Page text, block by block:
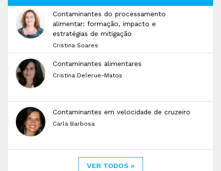
Contaminantes do processamento
alimentar: formação, impacto e
estratégias de mitigação
Cristina Soares
Contaminantes alimentares
Cristina Delerue-Matos
Contaminantes em velocidade de cruzeiro
Carla Barbosa
VER TODOS »